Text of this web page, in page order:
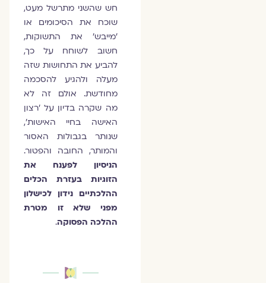
חש שהשני מתרשל מעט,
שוכח את הסיכומים או
'מייבש' את התשוקות,
חשוב לשוחח על כך,
להביע את התחושות שזה
מעלה ולהגיע להסכמה
מחודשת. אולם זה לא
מה שקרה בדיון על 'רצון
האישה בחיי האישות',
שנותר בגבולות האסור
והמותר, החובה והפטור.
הניסיון לפענח את
הזוגיות בעזרת הכלים
ההלכתיים נידון לכישלון
מפני שלא זו מטרת
ההלכה הפסוקה.